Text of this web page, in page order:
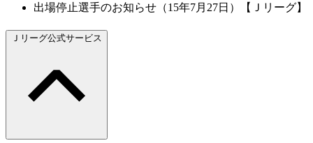
出場停止選手のお知らせ（15年7月27日）【Ｊリーグ】
Ｊリーグ公式サービス